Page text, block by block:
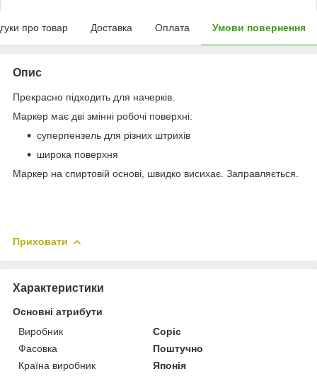
про товар Доставка Оплата Умови повернення
Опис
Прекрасно підходить для начерків.
Маркер має дві змінні робочі поверхні:
суперпензель для різних штрихів
широка поверхня
Маркер на спиртовій основі, швидко висихає. Заправляється.
Приховати
Характеристики
Основні атрибути
Виробник
Copic
Фасовка
Поштучно
Країна виробник
Японія